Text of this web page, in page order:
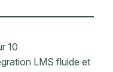
10
LMS fluide et